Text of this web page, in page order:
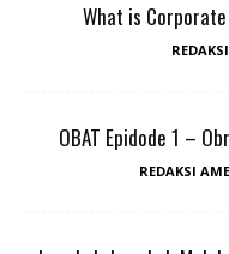
What is
REDAKSI
OBAT Epidode 1 –
REDAKSI